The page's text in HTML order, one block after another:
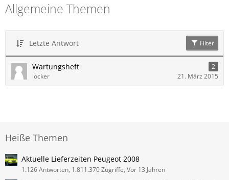
Allgemeine Themen
Letzte Antwort Filter
Wartungsheft
2
locker
21. März 2015
Heiße Themen
Aktuelle Lieferzeiten Peugeot 2008
1.126 Antworten, 1.811.370 Zugriffe, Vor 13 Jahren